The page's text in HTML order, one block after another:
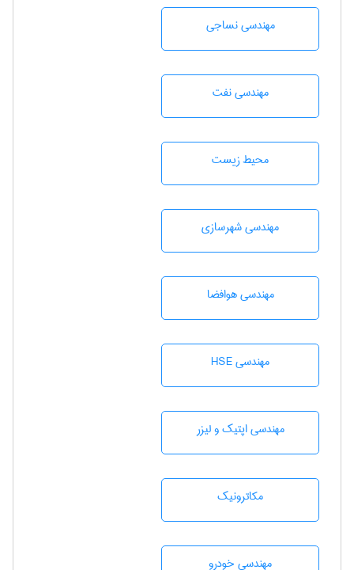
مهندسي نساجی
مهندسی نفت
محيط زيست
مهندسی شهرسازی
مهندسی هوافضا
مهندسی HSE
مهندسی اپتیک و لیزر
مکاترونیک
مهندسی خودرو